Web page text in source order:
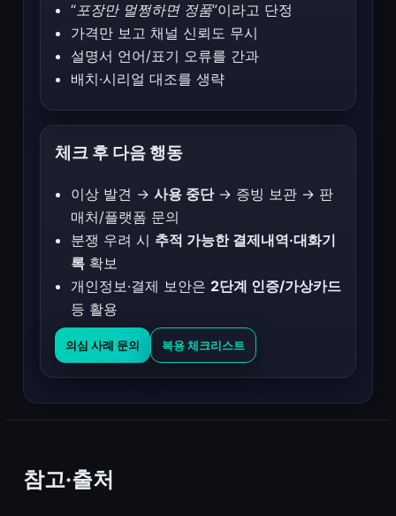
“포장만 멀쩡하면 정품”이라고 단정
가격만 보고 채널 신뢰도 무시
설명서 언어/표기 오류를 간과
배치·시리얼 대조를 생략
체크 후 다음 행동
이상 발견 → 사용 중단→ 증빙 보관 → 판
매처/플랫폼 문의
분쟁 우려 시 추적 가능한 결제내역·대화기
록 확보
개인정보·결제 보안은 2단계 인증/가상카드
등 활용
의심 사례 문의 복용 체크리스트
참고·출처